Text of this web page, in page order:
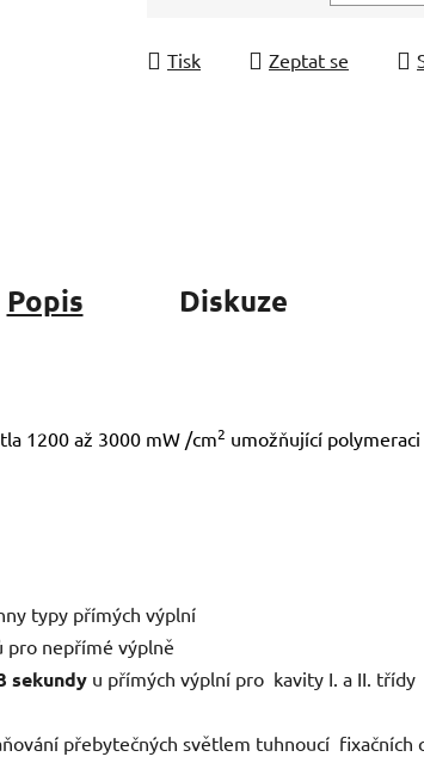
Tisk Zeptat se
Popis Diskuze
1200 až 3000 mW /cm2 umožňující
typy přímých výplní
pro nepřímé výplně
sekundy u přímých výplní pro kavity I. a II.
přebytečných světlem tuhnoucí fixačních